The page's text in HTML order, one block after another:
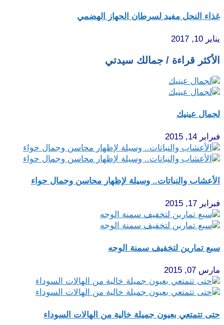
غذاء النحل مفيد لسرطان الجهاز الهضمي
يناير 10, 2017
الأكثر قراءة / جمالك سيدتي
لجمال عينيك
فبراير 14, 2015
الأعشاب والنباتات.. وسيلة لإظهار محاسن وجمال حواء
فبراير 17, 2015
سبع تمارين لتخفيف سمنة الوجه
مارس 07, 2015
حتى تتمتعي بعيون جميلة خالية من الهالات السوداء